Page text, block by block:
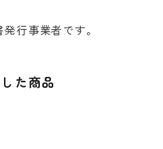
行事業者です。
た商品